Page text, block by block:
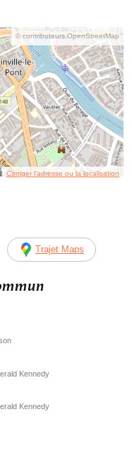
© contributeurs OpenStreetMap
Corriger l’adresse ou la localisation
Trajet Maps
Kennedy
Kennedy